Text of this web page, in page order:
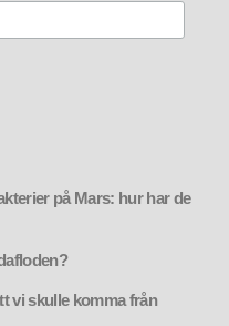
på Mars: hur har de
vi skulle komma från